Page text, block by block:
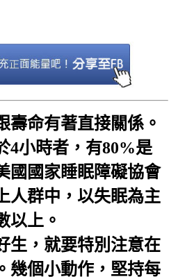
壽命有著直接關係。
4小時者，有80%是
國 國家睡眠障礙協會
人群中，以失眠為主
以上。
生，就要特別注意在
幾個小動作，堅持每